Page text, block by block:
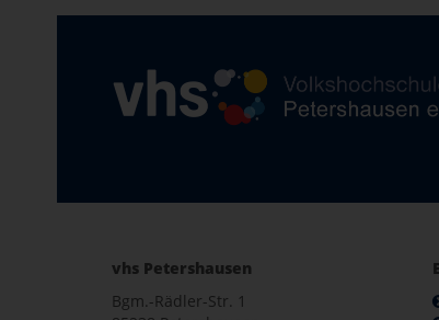
vhs Petershausen
Bgm.-Rädler-Str. 1